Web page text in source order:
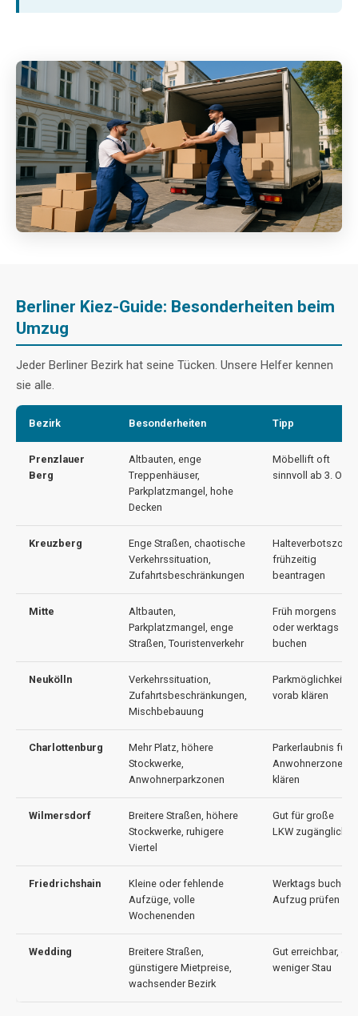
Berliner Kiez-Guide: Besonderheiten beim
Umzug
Jeder Berliner Bezirk hat seine Tücken. Unsere Helfer kennen
sie alle.
Bezirk Besonderheiten Tipp
Prenzlauer
Berg
Altbauten, enge
Treppenhäuser,
Parkplatzmangel, hohe
Decken
Möbellift oft
sinnvoll ab 3. OG
Kreuzberg
Enge Straßen, chaotische
Verkehrssituation,
Zufahrtsbeschränkungen
Halteverbotszone
frühzeitig
beantragen
Mitte
Altbauten,
Parkplatzmangel, enge
Straßen, Touristenverkehr
Früh morgens
oder werktags
buchen
Neukölln
Verkehrssituation,
Zufahrtsbeschränkungen,
Mischbebauung
Parkmöglichkeiten
vorab klären
Charlottenburg
Mehr Platz, höhere
Stockwerke,
Anwohnerparkzonen
Parkerlaub­nis für
Anwohnerzone
klären
Wilmersdorf
Breitere Straßen, höhere
Stockwerke, ruhigere
Viertel
Gut für große
LKW zugänglich
Friedrichshain
Kleine oder fehlende
Aufzüge, volle
Wochenenden
Werktags buchen,
Aufzug prüfen
Wedding
Breitere Straßen,
günstigere Mietpreise,
wachsender Bezirk
Gut erreichbar, oft
weniger Stau